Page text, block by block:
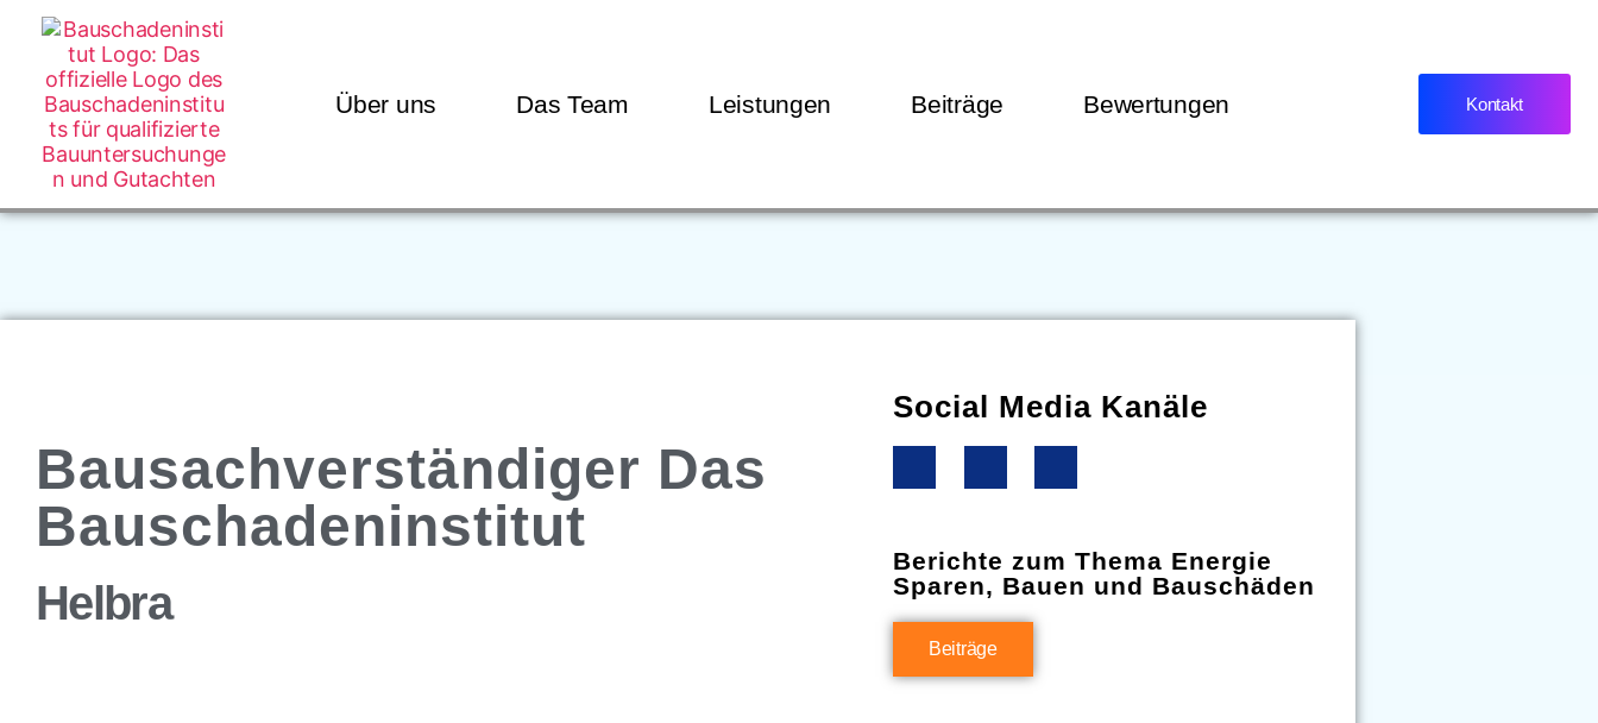
Über uns Das Team Leistungen Beiträge Bewertungen Kontakt
Bausachverständiger Das
Bauschadeninstitut
Helbra
Social Media Kanäle
Berichte zum Thema Energie
Sparen, Bauen und Bauschäden
Beiträge